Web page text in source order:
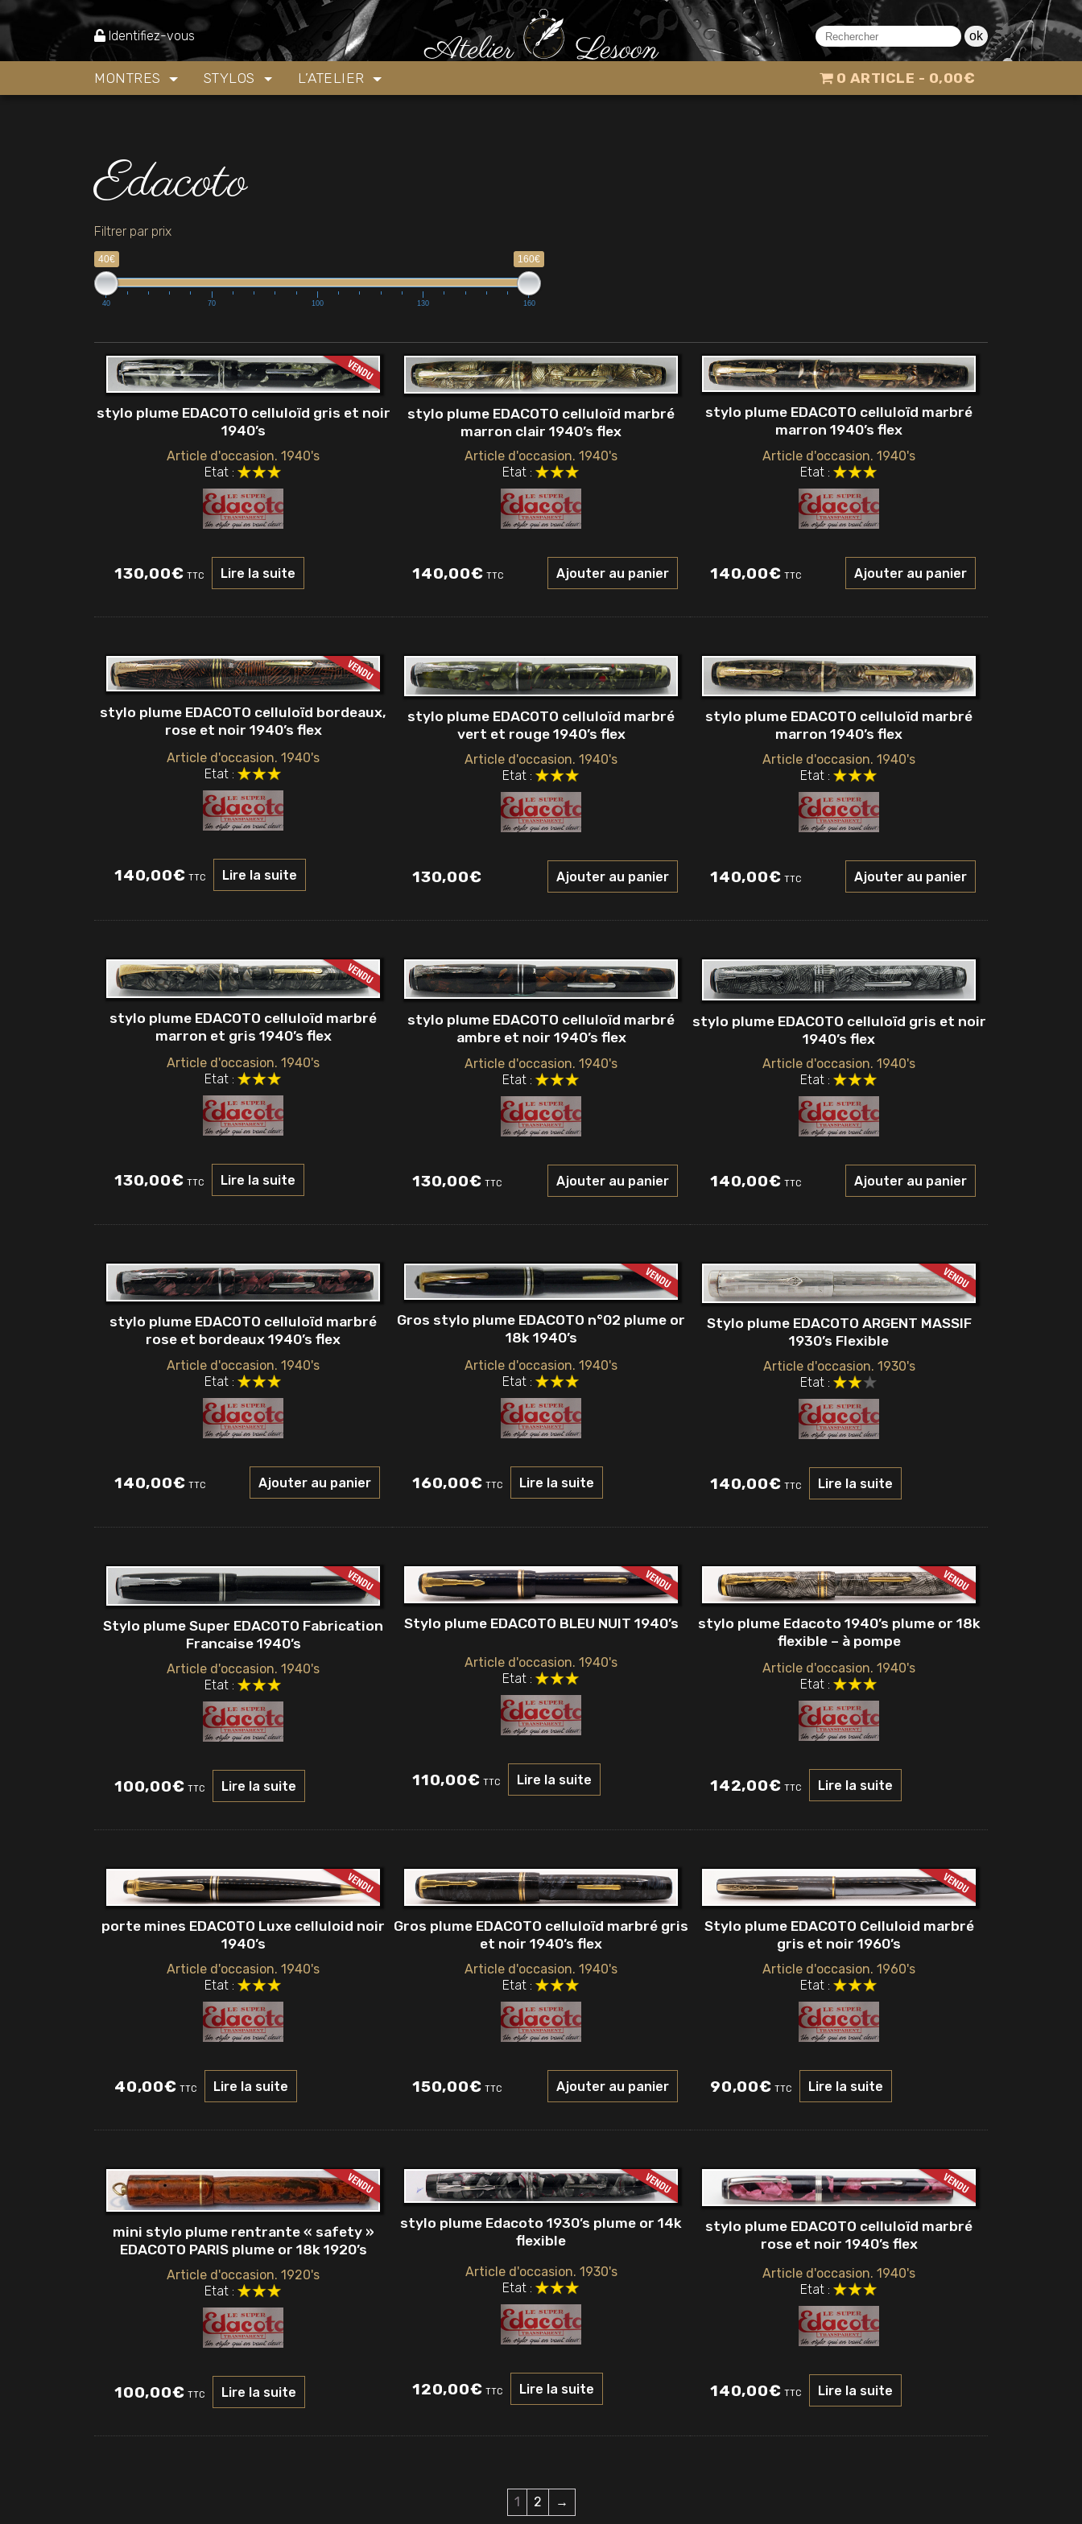
Identifiez-vous ok
MONTRES STYLOS L’ATELIER 0 ARTICLE 0,00€
Edacoto
Filtrer par prix
40€ 160€
40 70 100 130 160
stylo plume EDACOTO celluloïd gris et noir
1940’s
Article d'occasion. 1940's
Etat :
130,00€ TTC Lire la suite
stylo plume EDACOTO celluloïd marbré
marron clair 1940’s flex
Article d'occasion. 1940's
Etat :
140,00€ TTC Ajouter au panier
stylo plume EDACOTO celluloïd marbré
marron 1940’s flex
Article d'occasion. 1940's
Etat :
140,00€ TTC Ajouter au panier
stylo plume EDACOTO celluloïd bordeaux,
rose et noir 1940’s flex
Article d'occasion. 1940's
Etat :
140,00€ TTC Lire la suite
stylo plume EDACOTO celluloïd marbré
vert et rouge 1940’s flex
Article d'occasion. 1940's
Etat :
130,00€ Ajouter au panier
stylo plume EDACOTO celluloïd marbré
marron 1940’s flex
Article d'occasion. 1940's
Etat :
140,00€ TTC Ajouter au panier
stylo plume EDACOTO celluloïd marbré
marron et gris 1940’s flex
Article d'occasion. 1940's
Etat :
130,00€ TTC Lire la suite
stylo plume EDACOTO celluloïd marbré
ambre et noir 1940’s flex
Article d'occasion. 1940's
Etat :
130,00€ TTC Ajouter au panier
stylo plume EDACOTO celluloïd gris et noir
1940’s flex
Article d'occasion. 1940's
Etat :
140,00€ TTC Ajouter au panier
stylo plume EDACOTO celluloïd marbré
rose et bordeaux 1940’s flex
Article d'occasion. 1940's
Etat :
140,00€ TTC Ajouter au panier
Gros stylo plume EDACOTO n°02 plume or
18k 1940’s
Article d'occasion. 1940's
Etat :
160,00€ TTC Lire la suite
Stylo plume EDACOTO ARGENT MASSIF
1930’s Flexible
Article d'occasion. 1930's
Etat :
140,00€ TTC Lire la suite
Stylo plume Super EDACOTO Fabrication
Francaise 1940’s
Article d'occasion. 1940's
Etat :
100,00€ TTC Lire la suite
Stylo plume EDACOTO BLEU NUIT 1940’s
Article d'occasion. 1940's
Etat :
110,00€ TTC Lire la suite
stylo plume Edacoto 1940’s plume or 18k
flexible – à pompe
Article d'occasion. 1940's
Etat :
142,00€ TTC Lire la suite
porte mines EDACOTO Luxe celluloid noir
1940’s
Article d'occasion. 1940's
Etat :
40,00€ TTC Lire la suite
Gros plume EDACOTO celluloïd marbré gris
et noir 1940’s flex
Article d'occasion. 1940's
Etat :
150,00€ TTC Ajouter au panier
Stylo plume EDACOTO Celluloid marbré
gris et noir 1960’s
Article d'occasion. 1960's
Etat :
90,00€ TTC Lire la suite
mini stylo plume rentrante « safety »
EDACOTO PARIS plume or 18k 1920’s
Article d'occasion. 1920's
Etat :
100,00€ TTC Lire la suite
stylo plume Edacoto 1930’s plume or 14k
flexible
Article d'occasion. 1930's
Etat :
120,00€ TTC Lire la suite
stylo plume EDACOTO celluloïd marbré
rose et noir 1940’s flex
Article d'occasion. 1940's
Etat :
140,00€ TTC Lire la suite
1 2 →